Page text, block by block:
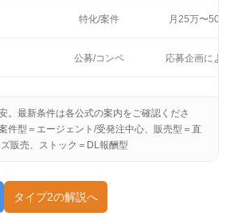
特化/案件 月25万〜50万
公募/コンペ 応募企画により
。最新条件は各公式の案内をご確認くださ
件型＝エージェント/受発注中心、販売型＝直
販売、ストック＝DL報酬型
タイプ2の解説へ